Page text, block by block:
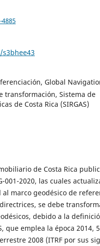
Global
transformación, Sistema de
de Costa Rica (SIRGAS)
de Costa Rica
001-2020, las cuales
marco geodésico de
directrices, se debe
debido a la
que emplea la época 2014,
2008 (ITRF por sus